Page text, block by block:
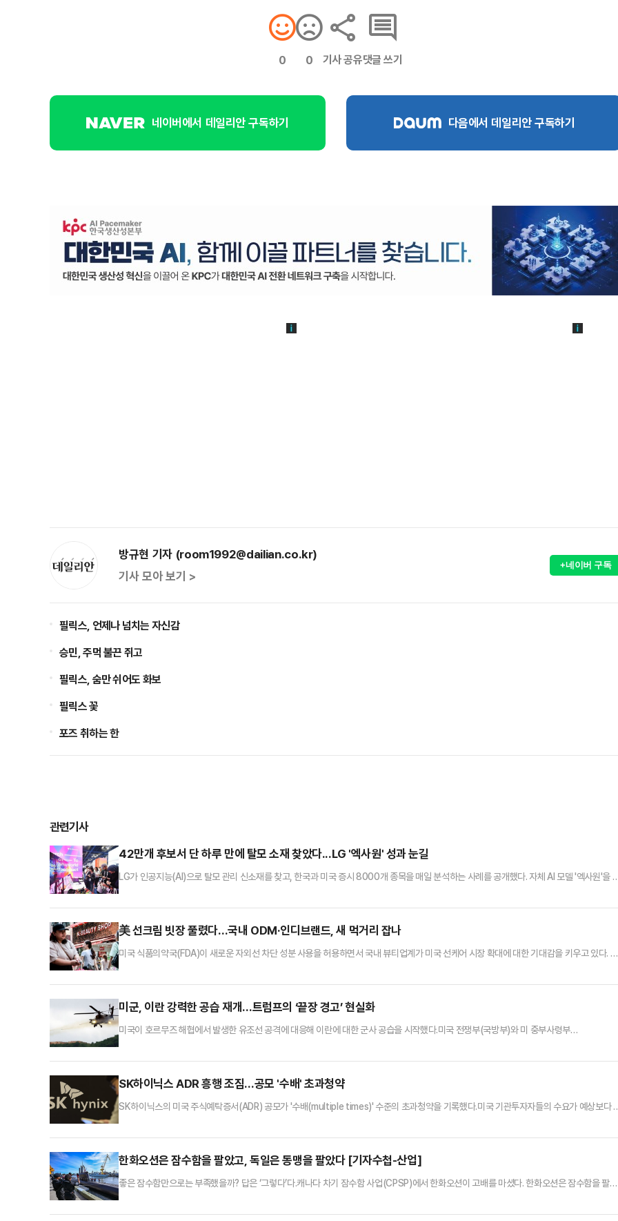
0 0 기사 공유댓글 쓰기
네이버에서 데일리안 구독하기 다음에서 데일리안 구독하기
방규현 기자 (room1992@dailian.co.kr)
기사 모아 보기 >
+네이버 구독
필릭스, 언제나 넘치는 자신감
승민, 주먹 불끈 쥐고
필릭스, 숨만 쉬어도 화보
필릭스 꽃
포즈 취하는 한
관련기사
42만개 후보서 단 하루 만에 탈모 소재 찾았다...LG '엑사원' 성과 눈길
LG가 인공지능(AI)으로 탈모 관리 신소재를 찾고, 한국과 미국 증시 8000개 종목을 매일 분석하는 사례를 공개했다. 자체 AI 모델 '엑사원'을
11일까지 서울 코엑스에서 열리는 국제머신러닝학회 'ICML 2026'에 참가해 엑사원 기반 AI 기술과 산업 적용 사례를 소개했다고 8일 밝혔다.
美 선크림 빗장 풀렸다…국내 ODM·인디브랜드, 새 먹거리 잡나
미국 식품의약국(FDA)이 새로운 자외선 차단 성분 사용을 허용하면서 국내 뷰티업계가 미국 선케어 시장 확대에 대한 기대감을 키우고 있다. K
업계에 따르면 미국 FDA는 지난달 9일 일반의약품(OTC) 자외선차단제에 ‘베모트리지놀(Bemotrizinol)’ 성분 사용을 최종 승인했다. 8월 9
미군, 이란 강력한 공습 재개…트럼프의 ‘끝장 경고’ 현실화
미국이 호르무즈 해협에서 발생한 유조선 공격에 대응해 이란에 대한 군사 공습을 시작했다.미국 전쟁부(국방부)와 미 중부사령부
겨냥한 정밀 공습에 착수했다. 이번 공격은 전날 호르무즈 해협 인근에서 유조선 3척이 미사일과 드론 공격을 받은 데 따른 보복 조치다.미군은
SK하이닉스 ADR 흥행 조짐…공모 '수배' 초과청약
SK하이닉스의 미국 주식예탁증서(ADR) 공모가 '수배(multiple times)' 수준의 초과청약을 기록했다.미국 기관투자자들의 수요가 예상보다
이 참석했다.특히 장기적 성향의 대형 기관투자자와 기술주 전문 투자자들이 대거 참여했다.ADR 공모가는 뉴욕시간 기준 오는 9일 오후 최종
한화오션은 잠수함을 팔았고, 독일은 동맹을 팔았다 [기자수첩-산업]
좋은 잠수함만으로는 부족했을까? 답은 ‘그렇다’다.캐나다 차기 잠수함 사업(CPSP)에서 한화오션이 고배를 마셨다. 한화오션은 잠수함을 팔았
캐나다 잠수함 사업은 60조원 규모라는 숫자만으로도 국내 방산 업계의 기대를 키우기에 충분했다. 한때 한국이 이미 수주에 성공한 듯한 분위